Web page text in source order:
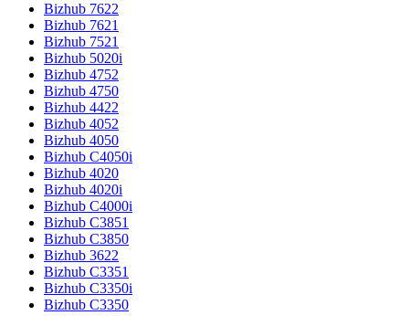
Bizhub 7622
Bizhub 7621
Bizhub 7521
Bizhub 5020i
Bizhub 4752
Bizhub 4750
Bizhub 4422
Bizhub 4052
Bizhub 4050
Bizhub C4050i
Bizhub 4020
Bizhub 4020i
Bizhub C4000i
Bizhub C3851
Bizhub C3850
Bizhub 3622
Bizhub C3351
Bizhub C3350i
Bizhub C3350